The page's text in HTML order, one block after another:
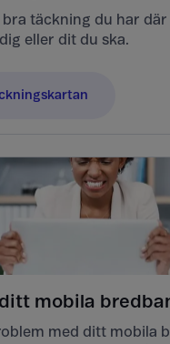
bra täckning du har där
eller dit du ska.
mobila
med ditt mobila